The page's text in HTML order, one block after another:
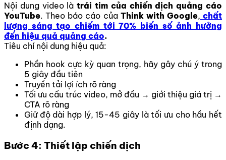
Nội dung video làtrái tim của chiến dịch quảng cáo
YouTube. Theo báo cáo của Think with Google, chất
lượng sáng tạo chiếm tới 70% biến số ảnh hưởng
đến hiệu quả quảng cáo.
Tiêu chí nội dung hiệu quả:
Phần hook cực kỳ quan trọng, hãy gây chú ý trong
5 giây đầu tiên
Truyền tải lợi ích rõ ràng
Tối ưu cấu trúc video, mở đầu → giới thiệu giá trị →
CTA rõ ràng
Giữ độ dài hợp lý, 15-45 giây là tối ưu cho hầu hết
định dạng.
Bước 4: Thiết lập chiến dịch